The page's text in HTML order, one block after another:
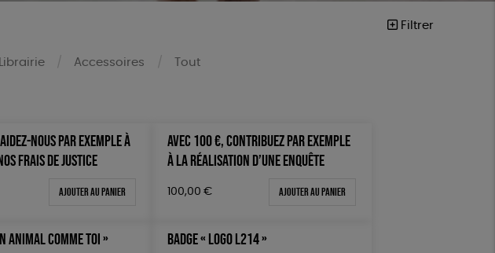
Filtrer
Librairie Accessoires Tout
clés
Tex
Tex, PETA approuved vegan
NOUS PAR EXEMPLE À
FRAIS DE JUSTICE
Ajouter au panier
AVEC 100 €, CONTRIBUEZ PAR EXEMPLE
À LA RÉALISATION D’UNE ENQUÊTE
100,00 € Ajouter au panier
ANIMAL COMME TOI »
BADGE « LOGO L214 »